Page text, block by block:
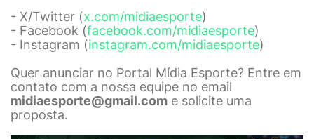
- X/Twitter (x.com/midiaesporte)
- Facebook (facebook.com/midiaesporte)
- Instagram (instagram.com/midiaesporte)
Quer anunciar no Portal Mídia Esporte? Entre em
contato com a nossa equipe no email
midiaesporte@gmail.com e solicite uma
proposta.